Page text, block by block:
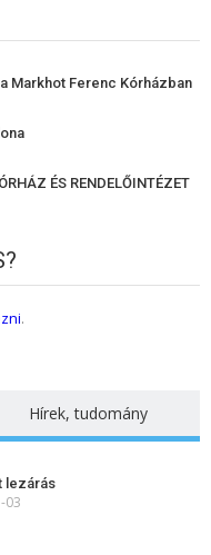
Markhot Ferenc Kórházban
ÉS RENDELŐINTÉZET
.
Hírek, tudomány
lezárás
03